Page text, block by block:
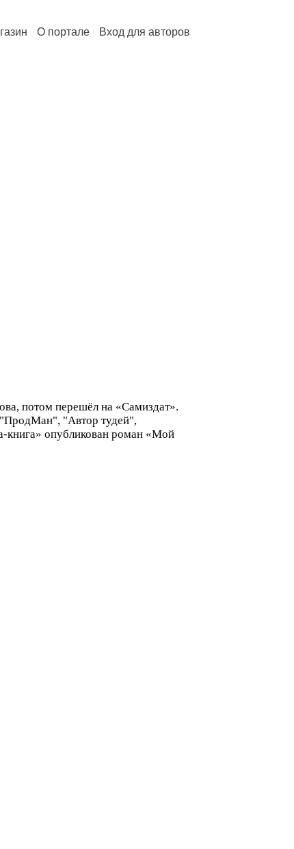
О портале Вход для авторов
потом перешёл на «Самиздат».
"Автор тудей",
книга» опубликован роман «Мой